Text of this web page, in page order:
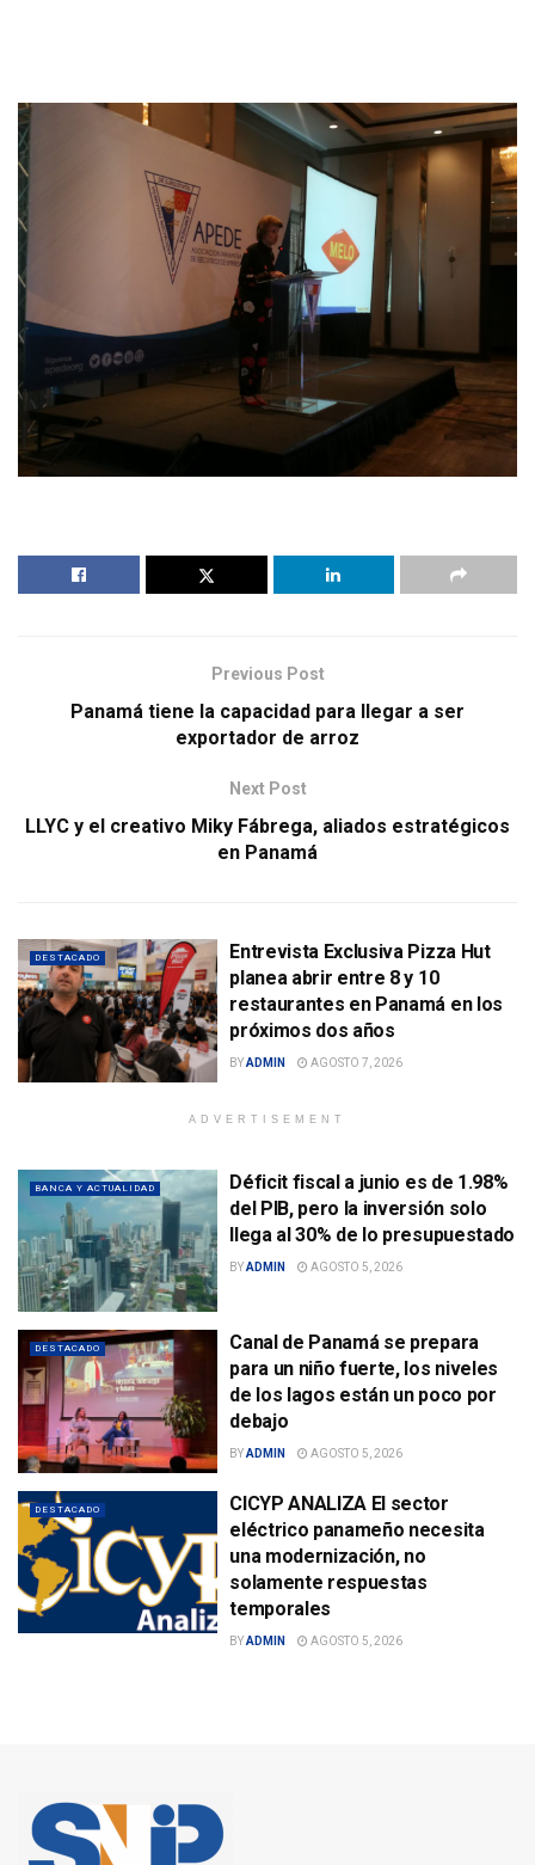
Previous Post
Panamá tiene la capacidad para llegar a ser
exportador de arroz
Next Post
LLYC y el creativo Miky Fábrega, aliados estratégicos
en Panamá
DESTACADO
Entrevista Exclusiva Pizza Hut
planea abrir entre 8 y 10
restaurantes en Panamá en los
próximos dos años
BYADMIN AGOSTO 7, 2026
ADVERTISEMENT
BANCA Y ACTUALIDAD
Déficit fiscal a junio es de 1.98%
del PIB, pero la inversión solo
llega al 30% de lo presupuestado
BYADMIN AGOSTO 5, 2026
DESTACADO
Canal de Panamá se prepara
para un niño fuerte, los niveles
de los lagos están un poco por
debajo
BYADMIN AGOSTO 5, 2026
DESTACADO
CICYP ANALIZA El sector
eléctrico panameño necesita
una modernización, no
solamente respuestas
temporales
BYADMIN AGOSTO 5, 2026